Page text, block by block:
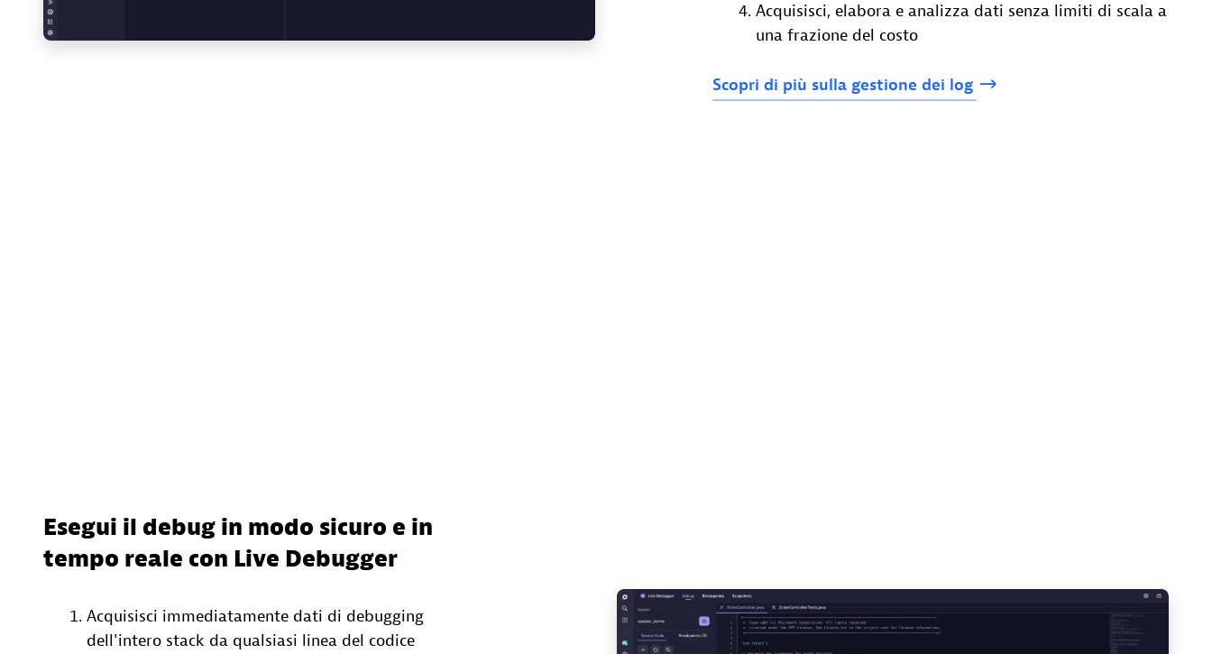
Acquisisci, elabora e analizza dati senza limiti di scala a
una frazione del costo
Scopri di più sulla gestione dei log
Esegui il debug in modo sicuro e in
tempo reale con Live Debugger
Acquisisci immediatamente dati di debugging
dell'intero stack da qualsiasi linea del codice